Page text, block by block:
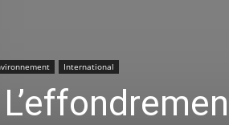
International